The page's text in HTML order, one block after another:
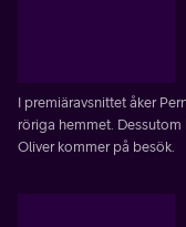
I premiäravsnittet åker
röriga hemmet.
Oliver kommer på besök.